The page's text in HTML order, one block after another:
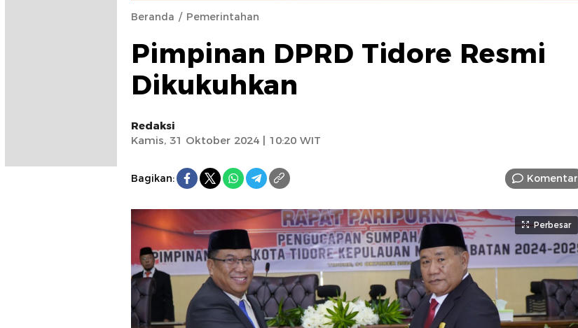
Beranda Pemerintahan
Pimpinan DPRD Tidore Resmi
Dikukuhkan
Redaksi
Kamis, 31 Oktober 2024 | 10:20 WIT
Bagikan: Komentar
Perbesar